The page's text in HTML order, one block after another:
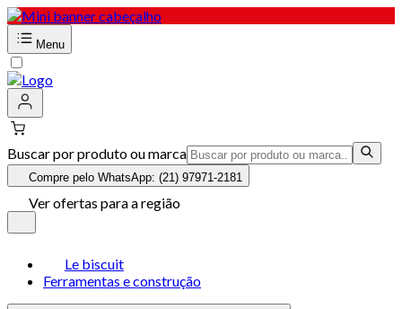
Menu
Buscar por produto ou marca
Compre pelo WhatsApp: (21) 97971-2181
Ver ofertas para a região
Le biscuit
Ferramentas e construção